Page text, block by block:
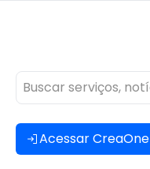
Acessar CreaOne